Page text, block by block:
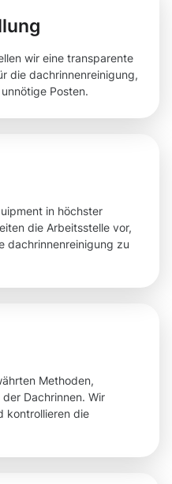
wir eine transparente
die dachrinnenreinigung,
Posten.
in höchster
die Arbeitsstelle vor,
dachrinnenreinigung zu
Methoden,
Dachrinnen. Wir
kontrollieren die